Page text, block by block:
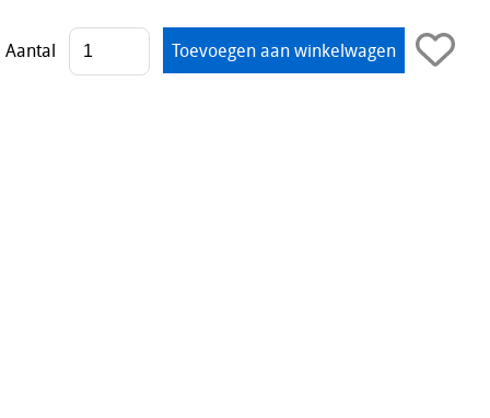
Aantal